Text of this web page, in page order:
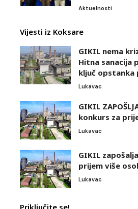
Aktuelnosti
Vijesti iz Koksare
GIKIL nema
Hitna sanacija
ključ opstanka
Lukavac
GIKIL
konkurs za
Lukavac
GIKIL
prijem više
Lukavac
Priključite se!